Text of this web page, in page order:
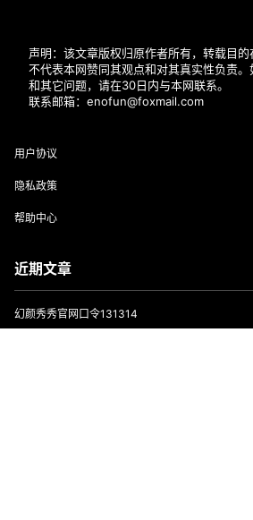
声明：该文章版权归原作者所有，转载目
不代表本网赞同其观点和对其真实性负责
和其它问题，请在30日内与本网联系。
联系邮箱：enofun@foxmail.com
用户协议
隐私政策
帮助中心
近期文章
幻颜秀秀官网口令131314